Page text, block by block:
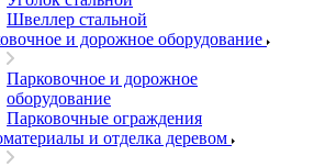
Швеллер стальной
и дорожное оборудование
Парковочное и дорожное
оборудование
Парковочные ограждения
и отделка деревом